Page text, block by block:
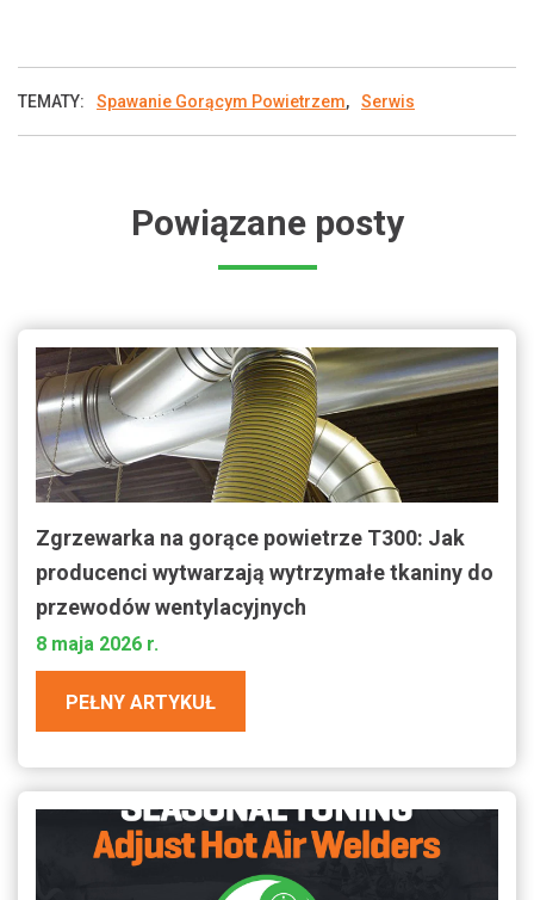
TEMATY: Spawanie Gorącym Powietrzem, Serwis
Powiązane posty
Zgrzewarka na gorące powietrze T300: Jak
producenci wytwarzają wytrzymałe tkaniny do
przewodów wentylacyjnych
8 maja 2026 r.
PEŁNY ARTYKUŁ